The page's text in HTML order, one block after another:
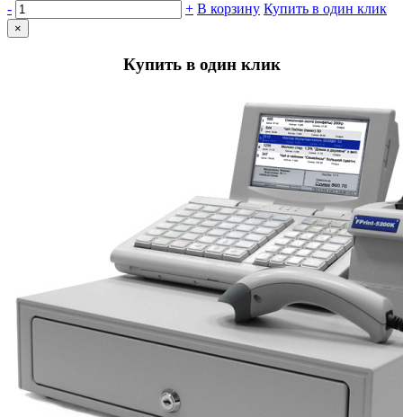
- + В корзину Купить в один клик
×
Купить в один клик